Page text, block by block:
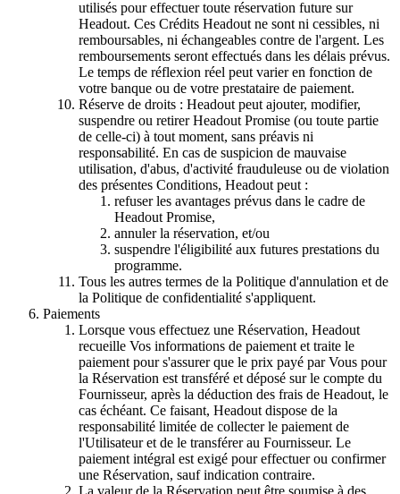
utilisés pour effectuer toute réservation future sur
Headout. Ces Crédits Headout ne sont ni cessibles, ni
remboursables, ni échangeables contre de l'argent. Les
remboursements seront effectués dans les délais prévus.
Le temps de réflexion réel peut varier en fonction de
votre banque ou de votre prestataire de paiement.
Réserve de droits : Headout peut ajouter, modifier,
suspendre ou retirer Headout Promise (ou toute partie
de celle-ci) à tout moment, sans préavis ni
responsabilité. En cas de suspicion de mauvaise
utilisation, d'abus, d'activité frauduleuse ou de violation
des présentes Conditions, Headout peut :
refuser les avantages prévus dans le cadre de
Headout Promise,
annuler la réservation, et/ou
suspendre l'éligibilité aux futures prestations du
programme.
Tous les autres termes de la Politique d'annulation et de
la Politique de confidentialité s'appliquent.
Paiements
Lorsque vous effectuez une Réservation, Headout
recueille Vos informations de paiement et traite le
paiement pour s'assurer que le prix payé par Vous pour
la Réservation est transféré et déposé sur le compte du
Fournisseur, après la déduction des frais de Headout, le
cas échéant. Ce faisant, Headout dispose de la
responsabilité limitée de collecter le paiement de
l'Utilisateur et de le transférer au Fournisseur. Le
paiement intégral est exigé pour effectuer ou confirmer
une Réservation, sauf indication contraire.
La valeur de la Réservation peut être soumise à des